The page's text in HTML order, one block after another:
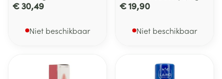
€ 30,49
Niet beschikbaar
€ 19,90
Niet beschikbaar